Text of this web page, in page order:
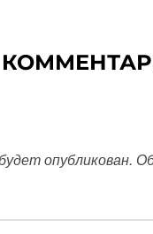
опубликован.